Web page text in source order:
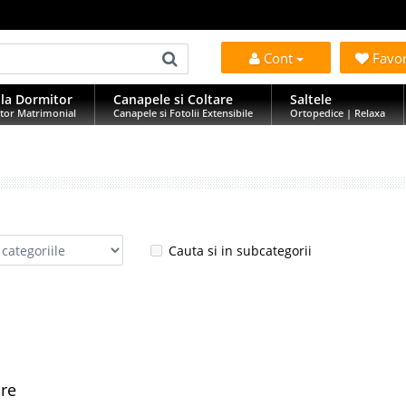
Cont
Dormitor
Matrimonial
Canapele si Coltare
Canapele si Fotolii Extensibile
Saltele
Ortopedice | Relaxa
Cauta si in subcategorii